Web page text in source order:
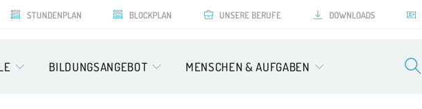
STUNDENPLAN BLOCKPLAN UNSERE BERUFE DOWNLOADS
BILDUNGSANGEBOT MENSCHEN & AUFGABEN